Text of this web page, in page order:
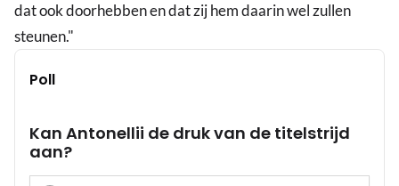
dat ook doorhebben en dat zij hem daarin wel zullen
steunen."
Poll
Kan Antonellii de druk van de titelstrijd
aan?